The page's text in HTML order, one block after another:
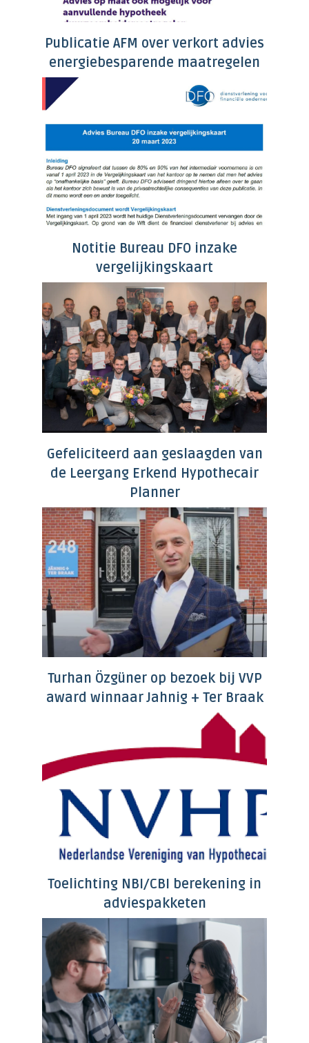
Publicatie AFM over verkort advies
energiebesparende maatregelen
Notitie Bureau DFO inzake
vergelijkingskaart
Gefeliciteerd aan geslaagden van
de Leergang Erkend Hypothecair
Planner
Turhan Özgüner op bezoek bij VVP
award winnaar Jahnig + Ter Braak
Toelichting NBI/CBI berekening in
adviespakketen